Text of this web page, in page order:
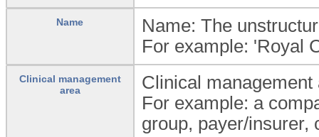
Name
Name: The
For example: 'Royal
Clinical management
area
Clinical
For example: a
group, payer/insurer,